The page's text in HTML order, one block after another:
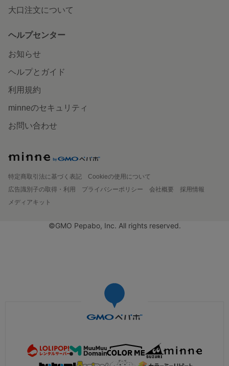
大口注文について
ヘルプセンター
お知らせ
ヘルプとガイド
利用規約
minneのセキュリティ
お問い合わせ
特定商取引法に基づく表記
Cookieの使用について
広告識別子の取得・利用
プライバシーポリシー 会社概要
採用情報
メディアキット
©GMO Pepabo, Inc. All rights reserved.